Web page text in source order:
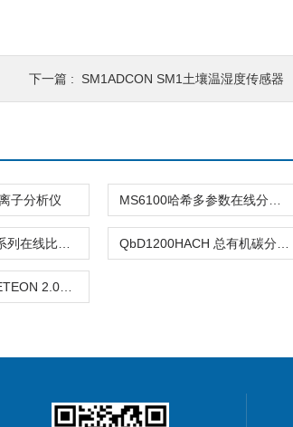
下一篇 : SM1ADCON SM1土壤温湿度传感器
子分析仪